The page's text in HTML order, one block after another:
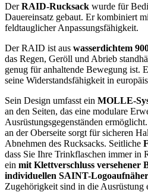
DerRAID-Rucksack wurde für
Dauereinsatz gebaut. Er kombiniert
feldtauglicher Anpassungsfähigkeit.
Der RAID ist aus wasserdichtem
das Regen, Geröll und Abrieb
genug für anhaltende Bewegung ist.
seine Widerstandsfähigkeit in
Sein Design umfasst ein MOLLE-
an den Seiten, das eine modulare
Ausrüstungsgegenständen
an der Oberseite sorgt für sicheren
Abnehmen des Rucksacks. Seitliche
dass Sie Ihre Trinkflaschen immer in
ein mit Klettverschluss versehener
individuellen SAINT-Logoaufnäher
Zugehörigkeit sind in die Ausrüstung